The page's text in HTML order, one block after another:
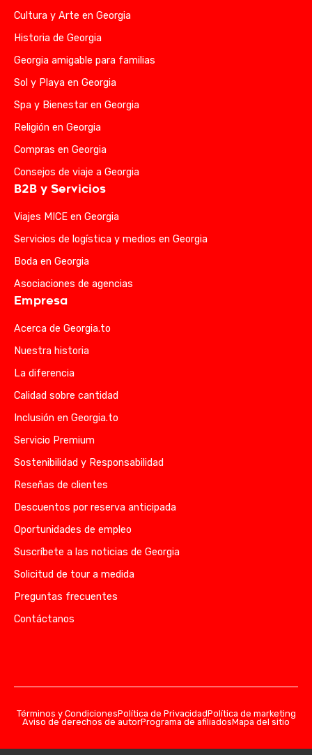
Cultura y Arte en Georgia
Historia de Georgia
Georgia amigable para familias
Sol y Playa en Georgia
Spa y Bienestar en Georgia
Religión en Georgia
Compras en Georgia
Consejos de viaje a Georgia
B2B y Servicios
Viajes MICE en Georgia
Servicios de logística y medios en Georgia
Boda en Georgia
Asociaciones de agencias
Empresa
Acerca de Georgia.to
Nuestra historia
La diferencia
Calidad sobre cantidad
Inclusión en Georgia.to
Servicio Premium
Sostenibilidad y Responsabilidad
Reseñas de clientes
Descuentos por reserva anticipada
Oportunidades de empleo
Suscríbete a las noticias de Georgia
Solicitud de tour a medida
Preguntas frecuentes
Contáctanos
Términos y CondicionesPolítica de PrivacidadPolítica de marketing
Aviso de derechos de autorPrograma de afiliadosMapa del sitio